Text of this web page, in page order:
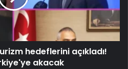
hedeflerini açıkladı!
akacak